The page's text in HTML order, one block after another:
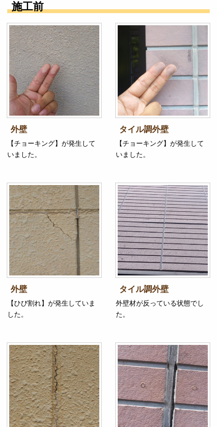
施工前
外壁
【チョーキング】が発生して
いました。
タイル調外壁
【チョーキング】が発生して
いました。
外壁
【ひび割れ】が発生していま
した。
タイル調外壁
外壁材が反っている状態でし
た。